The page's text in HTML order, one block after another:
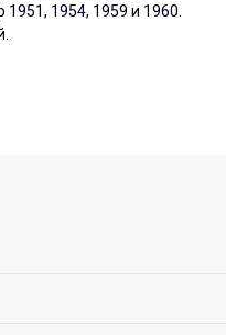
1951, 1954, 1959 и 1960.